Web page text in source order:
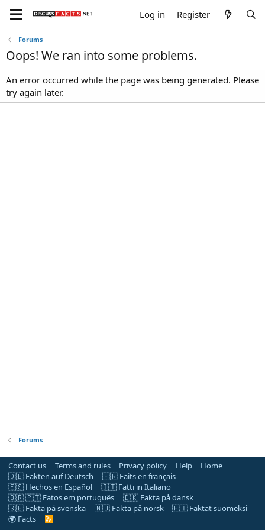
Log in Register
Forums
Oops! We ran into some problems.
An error occurred while the page was being generated. Please
try again later.
Forums
Contact us Terms and rules Privacy policy Help
Home
🇩🇪 Fakten auf Deutsch
🇫🇷 Faits en français
🇪🇸 Hechos en Español
🇮🇹 Fatti in Italiano
🇧🇷 🇵🇹 Fatos em português
🇩🇰 Fakta på dansk
🇸🇪 Fakta på svenska
🇳🇴 Fakta på norsk
🇫🇮 Faktat suomeksi
🌍 Facts
R